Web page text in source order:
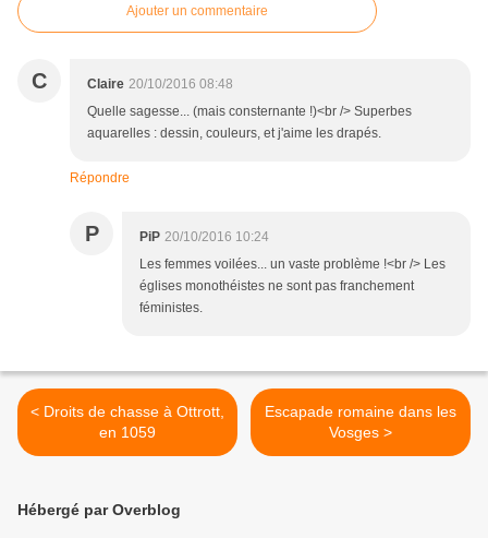
Ajouter un commentaire
C Claire 20/10/2016 08:48
Quelle sagesse... (mais consternante !)<br /> Superbes
aquarelles : dessin, couleurs, et j'aime les drapés.
Répondre
P PiP 20/10/2016 10:24
Les femmes voilées... un vaste problème !<br /> Les
églises monothéistes ne sont pas franchement
féministes.
< Droits de chasse à Ottrott,
en 1059
Escapade romaine dans les
Vosges >
Hébergé par Overblog